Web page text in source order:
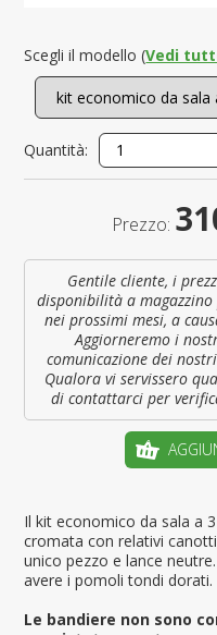
Il kit economico da sala a
cromata con relativi
unico pezzo e lance
avere i pomoli tondi dorati.
Le bandiere non sono
Scegli il modello (Vedi
Quantità:
Prezzo:
Gentile cliente, i
disponibilità a
nei prossimi mesi, a
Aggiorneremo i
comunicazione dei
Qualora vi servissero
di contattarci per